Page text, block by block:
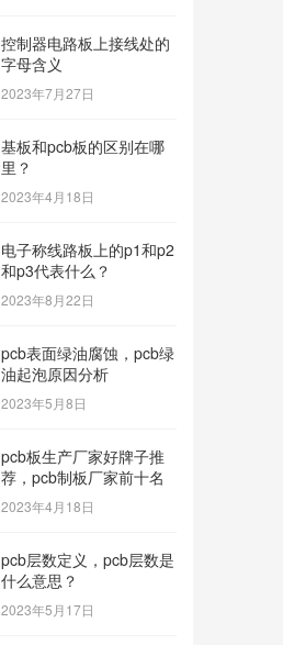
控制器电路板上接线处的
字母含义
2023年7月27日
基板和pcb板的区别在哪
里？
2023年4月18日
电子称线路板上的p1和p2
和p3代表什么？
2023年8月22日
pcb表面绿油腐蚀，pcb绿
油起泡原因分析
2023年5月8日
pcb板生产厂家好牌子推
荐，pcb制板厂家前十名
2023年4月18日
pcb层数定义，pcb层数是
什么意思？
2023年5月17日